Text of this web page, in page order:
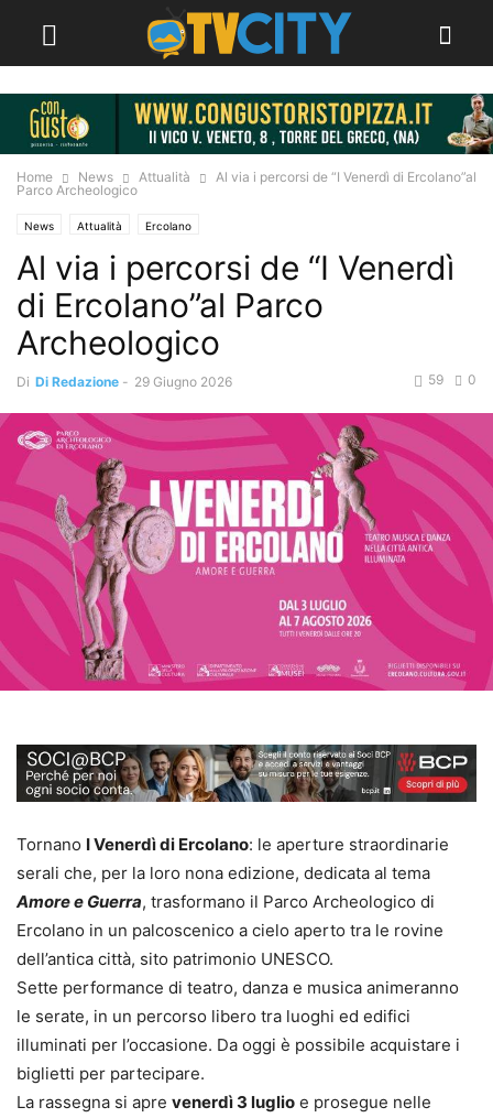
Home News Attualità
Al via i percorsi de “I Venerdì di Ercolano”al
Parco Archeologico
News Attualità Ercolano
Al via i percorsi de “I Venerdì
di Ercolano”al Parco
Archeologico
Di Di Redazione - 29 Giugno 2026 0
59
Tornano I Venerdì di Ercolano: le aperture straordinarie
serali che, per la loro nona edizione, dedicata al tema
Amore e Guerra, trasformano il Parco Archeologico di
Ercolano in un palcoscenico a cielo aperto tra le rovine
dell’antica città, sito patrimonio UNESCO.
Sette performance di teatro, danza e musica animeranno
le serate, in un percorso libero tra luoghi ed edifici
illuminati per l’occasione. Da oggi è possibile acquistare i
biglietti per partecipare.
La rassegna si apre venerdì 3 luglio e prosegue nelle